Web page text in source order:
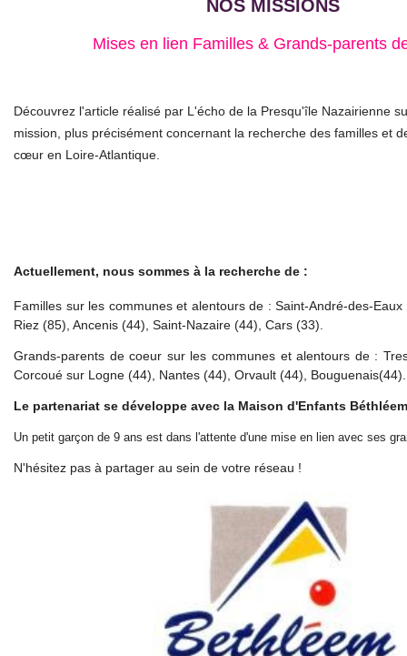
NOS MISSIONS
Mises en lien Familles & Grands-parents
Découvrez l'article réalisé par L'écho de la Presqu'île Nazairienne
mission, plus précisément concernant la recherche des familles et
cœur en Loire-Atlantique.
Actuellement, nous sommes à la recherche de :
Familles sur les communes et alentours de : Saint-André-des-
Riez (85), Ancenis (44), Saint-Nazaire (44), Cars (33).
Grands-parents de coeur sur les communes et alentours de :
Corcoué sur Logne (44), Nantes (44), Orvault (44), Bouguenais(44).
Le partenariat se développe avec la Maison d'Enfants
Un petit garçon de 9 ans est dans l'attente d'une mise en lien avec ses
N'hésitez pas à partager au sein de votre réseau !